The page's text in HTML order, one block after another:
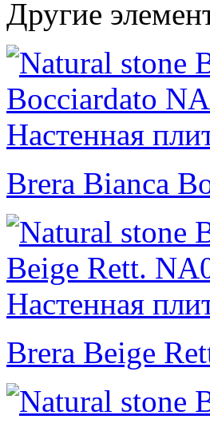
Другие
Brera Bianca
Brera Beige